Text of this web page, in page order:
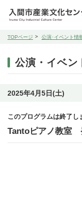
TOPページ 公演･イベント情
公演・イベン
2025年4月5日(土)
このプログラムは終了し
Tantoピアノ教室